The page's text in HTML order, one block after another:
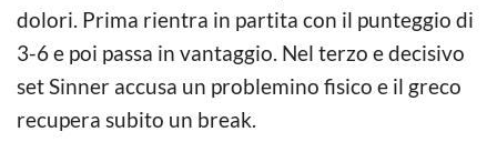
dolori. Prima rientra in partita con il punteggio di
3-6 e poi passa in vantaggio. Nel terzo e decisivo
set Sinner accusa un problemino fisico e il greco
recupera subito un break.